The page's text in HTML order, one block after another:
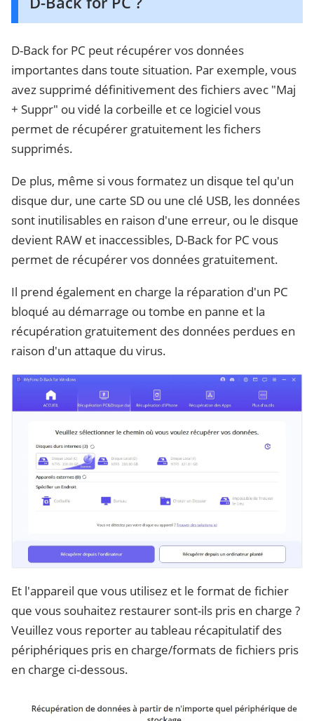
D-Back for PC peut récupérer vos données
importantes dans toute situation. Par exemple, vous
avez supprimé définitivement des fichiers avec "Maj
+ Suppr" ou vidé la corbeille et ce logiciel vous
permet de récupérer gratuitement les fichers
supprimés.
De plus, même si vous formatez un disque tel qu'un
disque dur, une carte SD ou une clé USB, les données
sont inutilisables en raison d'une erreur, ou le disque
devient RAW et inaccessibles, D-Back for PC vous
permet de récupérer vos données gratuitement.
Il prend également en charge la réparation d'un PC
bloqué au démarrage ou tombe en panne et la
récupération gratuitement des données perdues en
raison d'un attaque du virus.
Et l'appareil que vous utilisez et le format de fichier
que vous souhaitez restaurer sont-ils pris en charge ?
Veuillez vous reporter au tableau récapitulatif des
périphériques pris en charge/formats de fichiers pris
en charge ci-dessous.